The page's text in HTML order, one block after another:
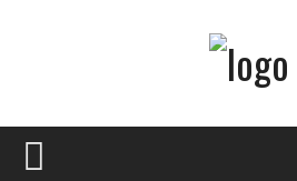
PORTADA